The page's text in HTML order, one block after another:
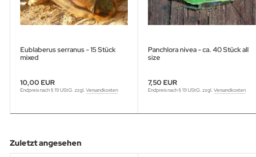
Eublaberus serranus - 15 Stück
mixed
10,00 EUR
Endpreis nach § 19 UStG. zzgl. Versandkosten
Panchlora nivea - ca. 40 Stück all
size
7,50 EUR
Endpreis nach § 19 UStG. zzgl.Versandkosten
Zuletzt angesehen